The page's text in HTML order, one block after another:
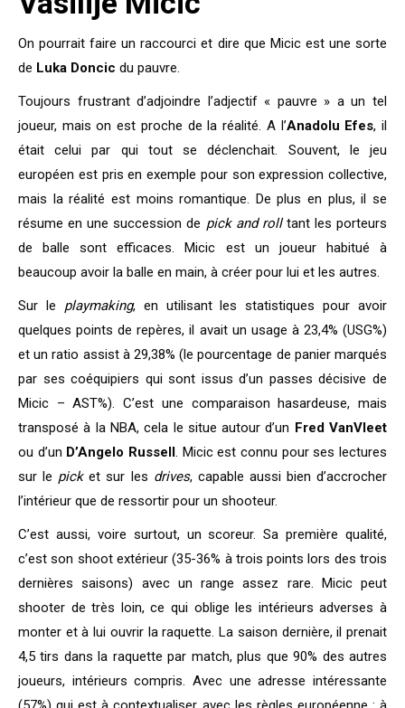
On pourrait faire un raccourci et dire que Micic est une sorte
de Luka Doncic du pauvre.
Toujours frustrant d’adjoindre l’adjectif « pauvre » a un tel
joueur, mais on est proche de la réalité. A l’Anadolu Efes, il
était celui par qui tout se déclenchait. Souvent, le jeu
européen est pris en exemple pour son expression collective,
mais la réalité est moins romantique. De plus en plus, il se
résume en une succession de pick and rolltant les porteurs
de balle sont efficaces. Micic est un joueur habitué à
beaucoup avoir la balle en main, à créer pour lui et les autres.
Sur le playmaking, en utilisant les statistiques pour avoir
quelques points de repères, il avait un usage à 23,4% (USG%)
et un ratio assist à 29,38% (le pourcentage de panier marqués
par ses coéquipiers qui sont issus d’un passes décisive de
Micic – AST%). C’est une comparaison hasardeuse, mais
transposé à la NBA, cela le situe autour d’un Fred VanVleet
ou d’un D’Angelo Russell. Micic est connu pour ses lectures
sur le picket sur les drives, capable aussi bien d’accrocher
l’intérieur que de ressortir pour un shooteur.
C’est aussi, voire surtout, un scoreur. Sa première qualité,
c’est son shoot extérieur (35-36% à trois points lors des trois
dernières saisons) avec un range assez rare. Micic peut
shooter de très loin, ce qui oblige les intérieurs adverses à
monter et à lui ouvrir la raquette. La saison dernière, il prenait
4,5 tirs dans la raquette par match, plus que 90% des autres
joueurs, intérieurs compris. Avec une adresse intéressante